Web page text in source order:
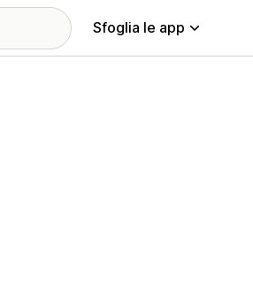
Sfoglia le app